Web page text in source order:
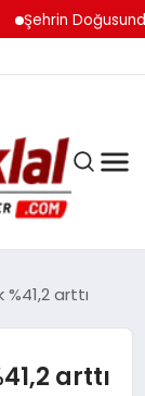
Şehrin
%41,2 arttı
arttı